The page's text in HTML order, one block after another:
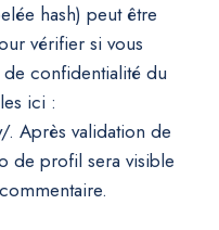
hash) peut être
vérifier si vous
confidentialité du
ici :
Après validation de
de profil sera visible